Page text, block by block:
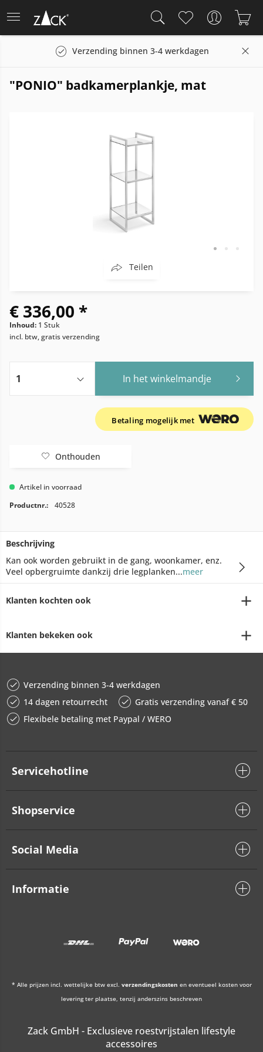
Verzending binnen 3-4 werkdagen
"PONIO" badkamerplankje, mat
Teilen
€ 336,00 *
Inhoud: 1 Stuk
incl. btw, gratis verzending
In het winkelmandje
Betaling mogelijk met
Onthouden
Artikel in voorraad
Productnr.:
40528
Beschrijving
Kan ook worden gebruikt in de gang, woonkamer, enz.
Veel opbergruimte dankzij drie legplanken...meer
Klanten kochten ook
Klanten bekeken ook
Verzending binnen 3-4 werkdagen
14 dagen retourrecht
Gratis verzending vanaf € 50
Flexibele betaling met Paypal / WERO
Servicehotline
Shopservice
Social Media
Informatie
* Alle prijzen incl. wettelijke btw excl. verzendingskosten en eventueel kosten voor
levering ter plaatse, tenzij anderszins beschreven
Zack GmbH - Exclusieve roestvrijstalen lifestyle
accessoires